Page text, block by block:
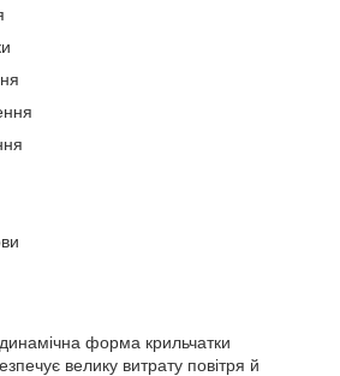
форма крильчатки
велику витрату повітря й